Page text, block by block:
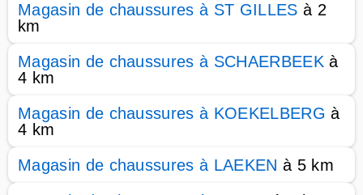
Magasin de chaussures à ST GILLES à 2
km
Magasin de chaussures à SCHAERBEEK à
4 km
Magasin de chaussures à KOEKELBERG à
4 km
Magasin de chaussures à LAEKEN à 5 km